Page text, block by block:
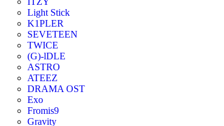
Light Stick
K1PLER
SEVETEEN
TWICE
(G)-lDLE
ASTRO
ATEEZ
DRAMA OST
Exo
Fromis9
Gravity